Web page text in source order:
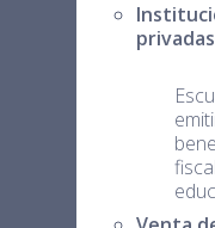
privadas